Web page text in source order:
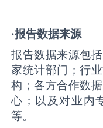
·报告数据来源
报告数据来源包
家统计部门；行
构；各方合作数
心；以及对业内
等。